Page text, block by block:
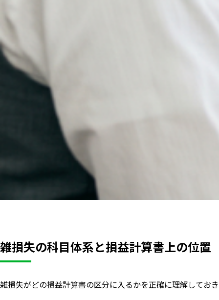
雑損失の科目体系と損益計算書上の位置
雑損失がどの損益計算書の区分に入るかを正確に理解してお